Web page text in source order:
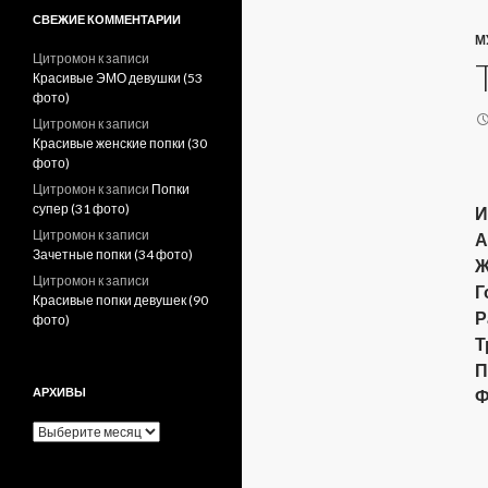
СВЕЖИЕ КОММЕНТАРИИ
Цитромон к записи
Красивые ЭМО девушки (53
фото)
Цитромон к записи
Красивые женские попки (30
фото)
Цитромон к записи Попки
супер (31 фото)
Цитромон к записи
Зачетные попки (34 фото)
Цитромон к записи
Красивые попки девушек (90
фото)
АРХИВЫ
А